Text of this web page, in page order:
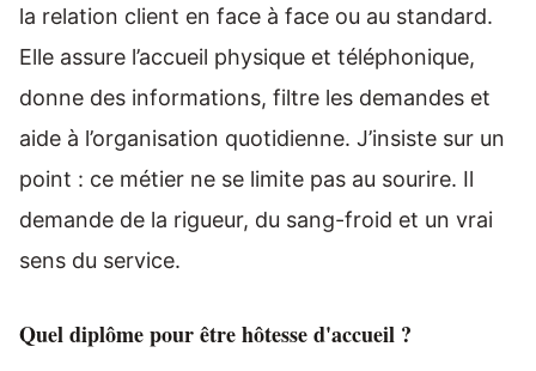
la relation client en face à face ou au standard.
Elle assure l’accueil physique et téléphonique,
donne des informations, filtre les demandes et
aide à l’organisation quotidienne. J’insiste sur un
point : ce métier ne se limite pas au sourire. Il
demande de la rigueur, du sang-froid et un vrai
sens du service.
Quel diplôme pour être hôtesse d'accueil ?